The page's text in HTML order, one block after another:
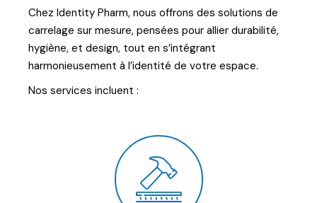
Chez Identity Pharm, nous offrons des solutions de
carrelage sur mesure, pensées pour allier durabilité,
hygiène, et design, tout en s’intégrant
harmonieusement à l’identité de votre espace.
Nos services incluent :